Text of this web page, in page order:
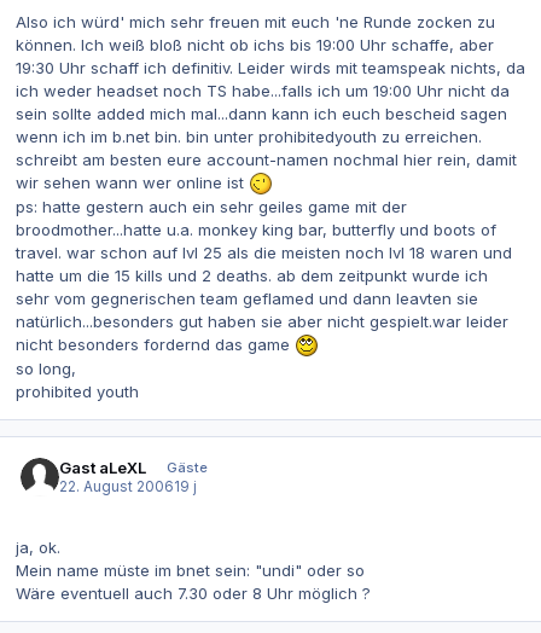
Also ich würd' mich sehr freuen mit euch 'ne Runde zocken zu
können. Ich weiß bloß nicht ob ichs bis 19:00 Uhr schaffe, aber
19:30 Uhr schaff ich definitiv. Leider wirds mit teamspeak nichts, da
ich weder headset noch TS habe...falls ich um 19:00 Uhr nicht da
sein sollte added mich mal...dann kann ich euch bescheid sagen
wenn ich im b.net bin. bin unter prohibitedyouth zu erreichen.
schreibt am besten eure account-namen nochmal hier rein, damit
wir sehen wann wer online ist
ps: hatte gestern auch ein sehr geiles game mit der
broodmother...hatte u.a. monkey king bar, butterfly und boots of
travel. war schon auf lvl 25 als die meisten noch lvl 18 waren und
hatte um die 15 kills und 2 deaths. ab dem zeitpunkt wurde ich
sehr vom gegnerischen team geflamed und dann leavten sie
natürlich...besonders gut haben sie aber nicht gespielt.war leider
nicht besonders fordernd das game
so long,
prohibited youth
Gast aLeXL
Gäste
22. August 200619 j
ja, ok.
Mein name müste im bnet sein: "undi" oder so
Wäre eventuell auch 7.30 oder 8 Uhr möglich ?